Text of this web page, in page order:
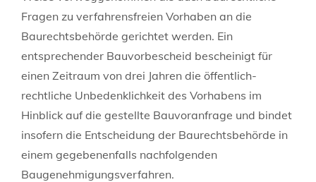
Fragen zu verfahrensfreien Vorhaben an die
Baurechtsbehörde gerichtet werden. Ein
entsprechender Bauvorbescheid bescheinigt für
einen Zeitraum von drei Jahren die öffentlich-
rechtliche Unbedenklichkeit des Vorhabens im
Hinblick auf die gestellte Bauvoranfrage und bindet
insofern die Entscheidung der Baurechtsbehörde in
einem gegebenenfalls nachfolgenden
Baugenehmigungsverfahren.